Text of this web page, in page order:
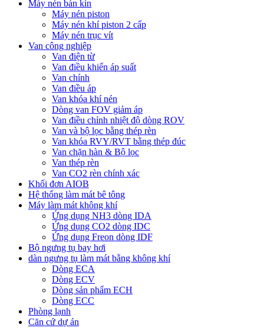
Máy nén bán kín
Máy nén piston
Máy nén khí piston 2 cấp
Máy nén trục vít
Van công nghiệp
Van điện từ
Van điều khiển áp suất
Van chính
Van điều áp
Van khóa khí nén
Dòng van FOV giảm áp
Van điều chỉnh nhiệt độ dòng ROV
Van và bộ lọc bằng thép rèn
Van khóa RVY/RVT bằng thép đúc
Van chặn hàn & Bộ lọc
Van thép rèn
Van CO2 rèn chính xác
Khối đơn AIOB
Hệ thống làm mát bê tông
Máy làm mát không khí
Ứng dụng NH3 dòng IDA
Ứng dụng CO2 dòng IDC
Ứng dụng Freon dòng IDF
Bộ ngưng tụ bay hơi
dàn ngưng tụ làm mát bằng không khí
Dòng ECA
Dòng ECV
Dòng sản phẩm ECH
Dòng ECC
Phòng lạnh
Căn cứ dự án